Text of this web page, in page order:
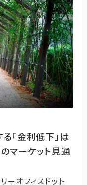
「金利低下」は
マーケット見通
ーオフィスドット